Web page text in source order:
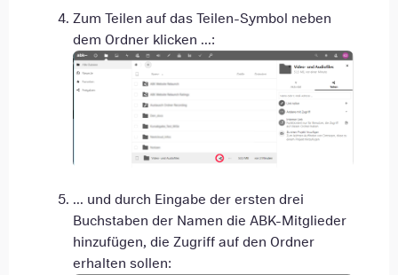
Zum Teilen auf das Teilen-Symbol neben
dem Ordner klicken ...:
... und durch Eingabe der ersten drei
Buchstaben der Namen die ABK-Mitglieder
hinzufügen, die Zugriff auf den Ordner
erhalten sollen: